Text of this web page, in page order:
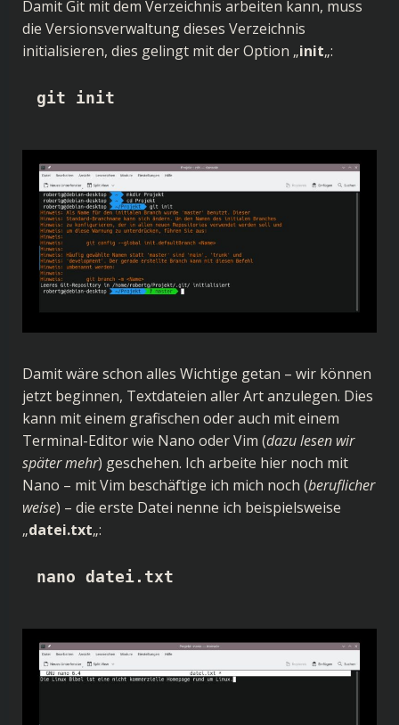
Damit Git mit dem Verzeichnis arbeiten kann, muss
die Versionsverwaltung dieses Verzeichnis
initialisieren, dies gelingt mit der Option „init„:
git init
Damit wäre schon alles Wichtige getan – wir können
jetzt beginnen, Textdateien aller Art anzulegen. Dies
kann mit einem grafischen oder auch mit einem
Terminal-Editor wie Nano oder Vim (dazu lesen wir
später mehr) geschehen. Ich arbeite hier noch mit
Nano – mit Vim beschäftige ich mich noch (beruflicher
weise) – die erste Datei nenne ich beispielsweise
„datei.txt„:
nano datei.txt